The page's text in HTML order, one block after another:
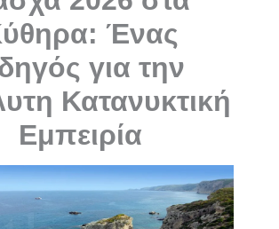
Ένας
για την
Κατανυκτική
Εμπειρία